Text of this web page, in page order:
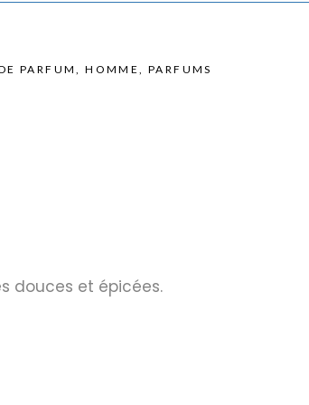
PARFUM,HOMME,PARFUMS
douces et épicées.